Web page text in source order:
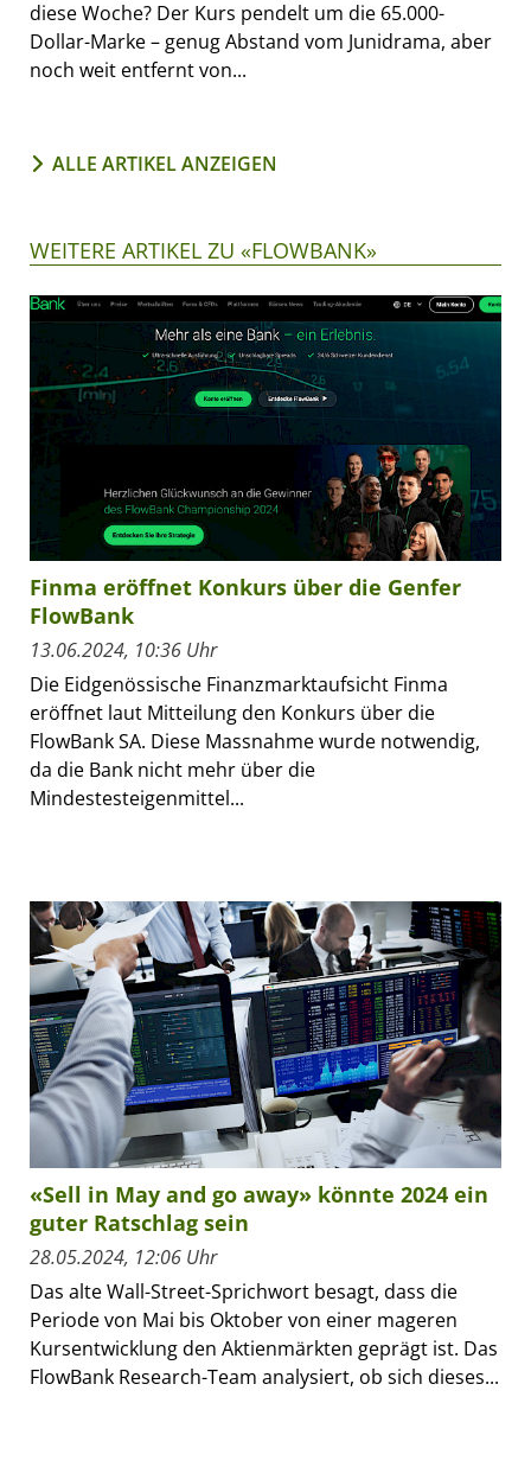
diese Woche? Der Kurs pendelt um die 65.000-
Dollar-Marke – genug Abstand vom Junidrama, aber
noch weit entfernt von...
ALLE ARTIKEL ANZEIGEN
WEITERE ARTIKEL ZU «FLOWBANK»
Finma eröffnet Konkurs über die Genfer
FlowBank
13.06.2024, 10:36 Uhr
Die Eidgenössische Finanzmarktaufsicht Finma
eröffnet laut Mitteilung den Konkurs über die
FlowBank SA. Diese Massnahme wurde notwendig,
da die Bank nicht mehr über die
Mindestesteigenmittel...
«Sell in May and go away» könnte 2024 ein
guter Ratschlag sein
28.05.2024, 12:06 Uhr
Das alte Wall-Street-Sprichwort besagt, dass die
Periode von Mai bis Oktober von einer mageren
Kursentwicklung den Aktienmärkten geprägt ist. Das
FlowBank Research-Team analysiert, ob sich dieses...